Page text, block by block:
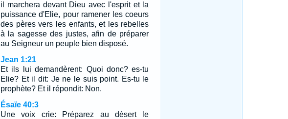
il marchera devant Dieu avec l'esprit et la
puissance d'Elie, pour ramener les coeurs
des pères vers les enfants, et les rebelles
à la sagesse des justes, afin de préparer
au Seigneur un peuple bien disposé.
Jean 1:21
Et ils lui demandèrent: Quoi donc? es-tu
Elie? Et il dit: Je ne le suis point. Es-tu le
prophète? Et il répondit: Non.
Ésaïe 40:3
Une voix crie: Préparez au désert le